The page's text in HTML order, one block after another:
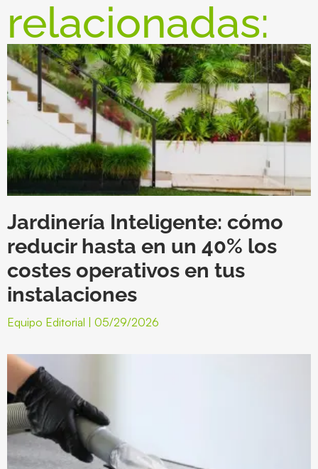
relacionadas:
Jardinería Inteligente: cómo
reducir hasta en un 40% los
costes operativos en tus
instalaciones
Equipo Editorial 05/29/2026